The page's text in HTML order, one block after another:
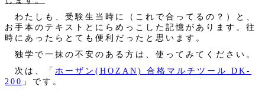
わたしも、受験生当時に（これで合ってるの？）と、
お手本のテキストとにらめっこした記憶があります。往
時にあったらとても便利だったと思います。
独学で一抹の不安のある方は、使ってみてください。
次は、「 ホーザン(HOZAN) 合格マルチツール DK-
200 」です。